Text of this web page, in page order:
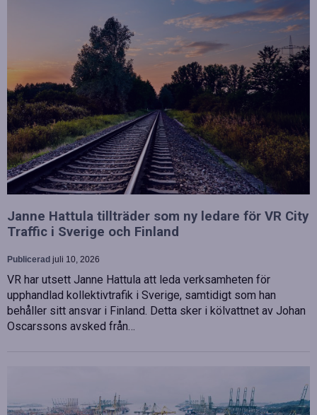
Janne Hattula tillträder som ny ledare för VR City
Traffic i Sverige och Finland
Publicerad juli 10, 2026
VR har utsett Janne Hattula att leda verksamheten för
upphandlad kollektivtrafik i Sverige, samtidigt som han
behåller sitt ansvar i Finland. Detta sker i kölvattnet av Johan
Oscarssons avsked från…